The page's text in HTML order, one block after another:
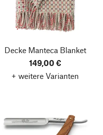
Decke Manteca Blanket
149,00 €
+ weitere Varianten